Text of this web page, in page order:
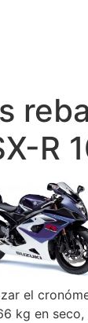
R
el
kg en